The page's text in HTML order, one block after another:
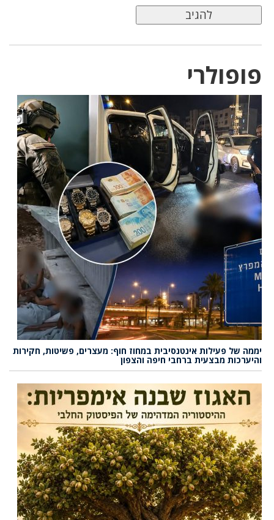
פופולרי
יממה של פעילות אינטנסיבית במחוז חוף: מעצרים, פשיטות, חקירות
והיערכות מבצעית ברחבי חיפה והצפון